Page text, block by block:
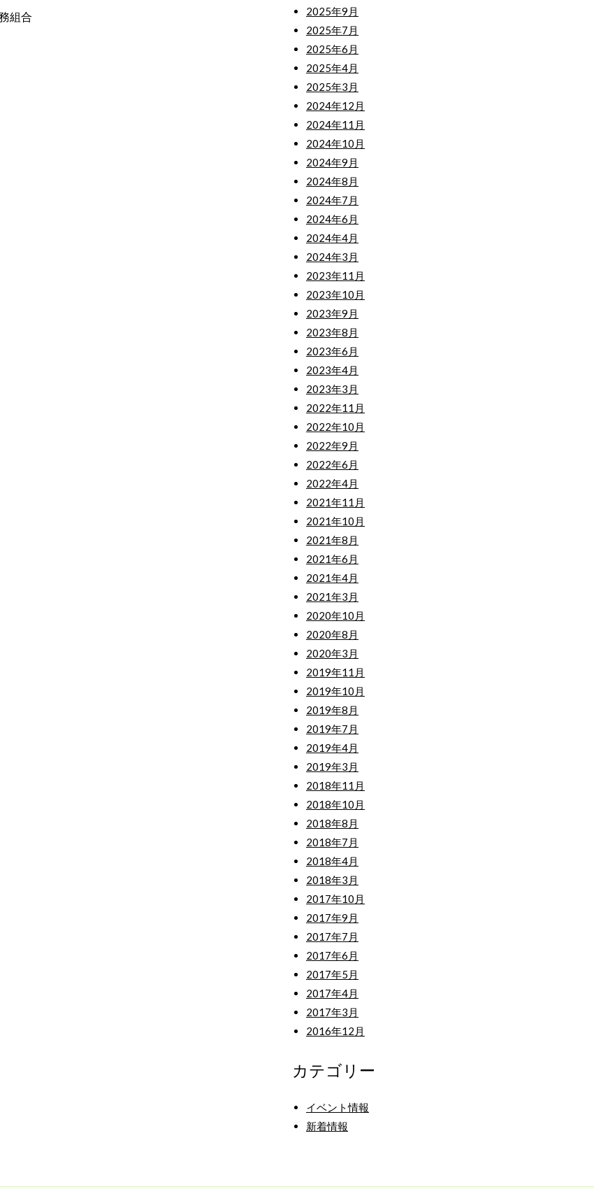
組合
2025年9月
2025年7月
2025年6月
2025年4月
2025年3月
2024年12月
2024年11月
2024年10月
2024年9月
2024年8月
2024年7月
2024年6月
2024年4月
2024年3月
2023年11月
2023年10月
2023年9月
2023年8月
2023年6月
2023年4月
2023年3月
2022年11月
2022年10月
2022年9月
2022年6月
2022年4月
2021年11月
2021年10月
2021年8月
2021年6月
2021年4月
2021年3月
2020年10月
2020年8月
2020年3月
2019年11月
2019年10月
2019年8月
2019年7月
2019年4月
2019年3月
2018年11月
2018年10月
2018年8月
2018年7月
2018年4月
2018年3月
2017年10月
2017年9月
2017年7月
2017年6月
2017年5月
2017年4月
2017年3月
2016年12月
カテゴリー
イベント情報
新着情報